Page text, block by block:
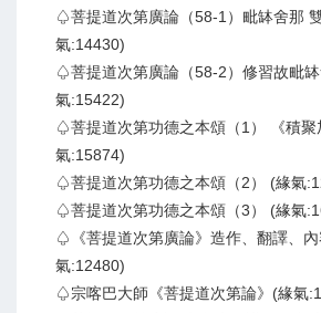
♤菩提道次第廣論（58-1）毗缽舍那
氣:14430)
♤菩提道次第廣論（58-2）修習故毗
氣:15422)
♤菩提道次第功德之本頌（1） 《積聚
氣:15874)
♤菩提道次第功德之本頌（2） (緣氣
♤菩提道次第功德之本頌（3） (緣氣
♤《菩提道次第廣論》造作、翻譯、
氣:12480)
♤宗喀巴大師《菩提道次第論》(緣氣